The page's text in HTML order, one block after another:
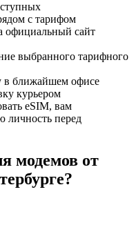
с тарифом
официальный сайт
выбранного тарифного
в ближайшем офисе
курьером
eSIM, вам
личность перед
модемов от